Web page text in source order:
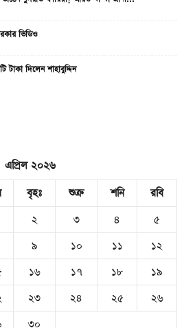
ভিডিও
দিলেন শাহাবুদ্দিন
এপ্রিল ২০২৬
বৃহঃ শুক্র শনি
রবি
২ ৩ ৪
৫
৯ ১০ ১১
১২
১৬ ১৭ ১৮
১৯
২৩ ২৪ ২৫
২৬
৩০